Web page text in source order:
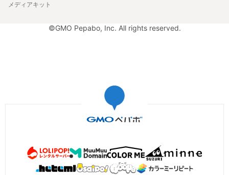
メディアキット
©GMO Pepabo, Inc. All rights reserved.